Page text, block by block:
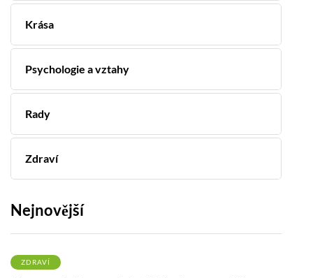
Krása
Psychologie a vztahy
Rady
Zdraví
Nejnovější
ZDRAVÍ